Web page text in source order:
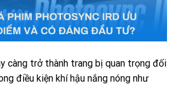
càng trở thành trang bị quan trọng đối
điều kiện khí hậu nắng nóng như